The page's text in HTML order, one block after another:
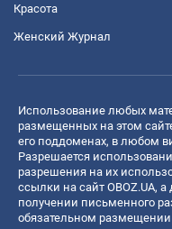
Красота
Женский Журнал
Использование любых
размещенных на этом
его поддоменах, в любом
Разрешается
разрешения на их
ссылки на сайт OBOZ.UA,
получении письменного
обязательном